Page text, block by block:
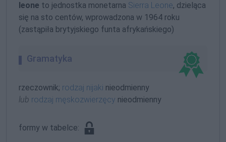
leone to jednostka monetarna Sierra Leone, dzieląca
się na sto centów, wprowadzona w 1964 roku
(zastąpiła brytyjskiego funta afrykańskiego)
Gramatyka
rzeczownik; rodzaj nijaki nieodmienny
lub rodzaj męskozwierzęcy nieodmienny
formy w tabelce: